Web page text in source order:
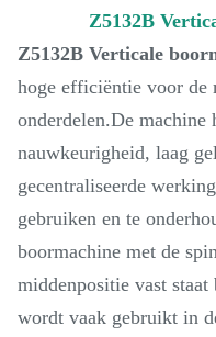
Z5132B
Z5132B Verticale
hoge efficiëntie voor de
onderdelen.De machine
nauwkeurigheid, laag
gecentraliseerde
gebruiken en te
boormachine met de
middenpositie vast
wordt vaak gebruikt in